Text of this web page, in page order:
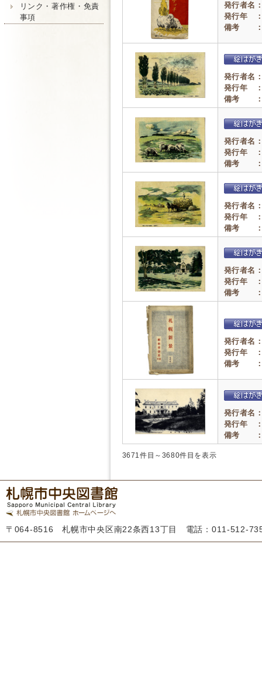
リンク・著作権・免責
事項
発行者名
発行年
備考
発行者名
発行年
備考
発行者名
発行年
備考
発行者名
発行年
備考
発行者名
発行年
備考
発行者名
発行年
備考
発行者名
発行年
備考
3671件目～3680件目を表示
〒064-8516 札幌市中央区南22条西13丁目 電話：011-512-